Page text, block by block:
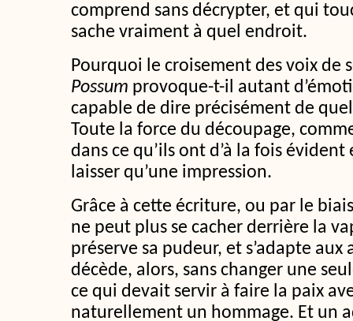
comprend sans décrypter, et qui
sache vraiment à quel endroit.
Pourquoi le croisement des voix de
Possum provoque-t-il autant
capable de dire précisément de
Toute la force du découpage,
dans ce qu’ils ont d’à la fois
laisser qu’une impression.
Grâce à cette écriture, ou par le
ne peut plus se cacher derrière la
préserve sa pudeur, et s’adapte aux
décède, alors, sans changer une
ce qui devait servir à faire la paix
naturellement un hommage. Et un